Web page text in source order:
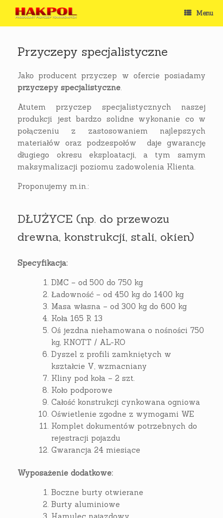
Menu
Przyczepy specjalistyczne
Jako producent przyczep w ofercie posiadamy
przyczepy specjalistyczne.
Atutem przyczep specjalistycznych naszej
produkcji jest bardzo solidne wykonanie co w
połączeniu z zastosowaniem najlepszych
materiałów oraz podzespołów daje gwarancję
długiego okresu eksploatacji, a tym samym
maksymalizacji poziomu zadowolenia Klienta.
Proponujemy m.in.:
DŁUŻYCE (np. do przewozu
drewna, konstrukcji, stali, okien)
Specyfikacja:
DMC – od 500 do 750 kg
Ładowność – od 450 kg do 1400 kg
Masa własna – od 300 kg do 600 kg
Koła 165 R 13
Oś jezdna niehamowana o nośności 750
kg, KNOTT / AL-KO
Dyszel z profili zamkniętych w
kształcie V, wzmacniany
Kliny pod koła – 2 szt.
Koło podporowe
Całość konstrukcji cynkowana ogniowa
Oświetlenie zgodne z wymogami WE
Komplet dokumentów potrzebnych do
rejestracji pojazdu
Gwarancja 24 miesiące
Wyposażenie dodatkowe:
Boczne burty otwierane
Burty aluminiowe